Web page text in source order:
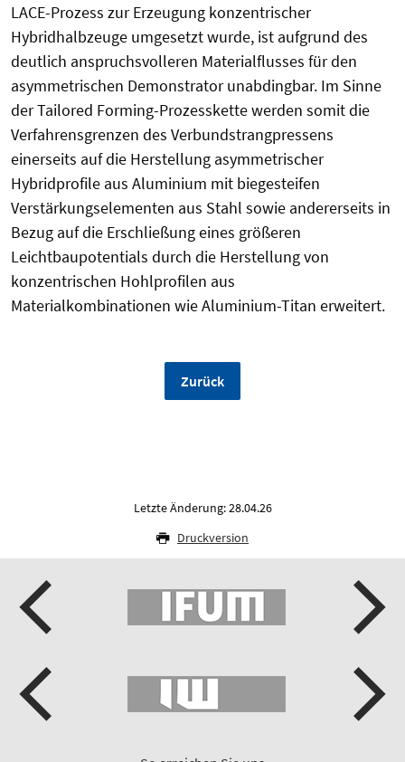
LACE-Prozess zur Erzeugung konzentrischer
Hybridhalbzeuge umgesetzt wurde, ist aufgrund des
deutlich anspruchsvolleren Materialflusses für den
asymmetrischen Demonstrator unabdingbar. Im Sinne
der Tailored Forming-Prozesskette werden somit die
Verfahrensgrenzen des Verbundstrangpressens
einerseits auf die Herstellung asymmetrischer
Hybridprofile aus Aluminium mit biegesteifen
Verstärkungselementen aus Stahl sowie andererseits in
Bezug auf die Erschließung eines größeren
Leichtbaupotentials durch die Herstellung von
konzentrischen Hohlprofilen aus
Materialkombinationen wie Aluminium-Titan erweitert.
Zurück
Letzte Änderung: 28.04.26
Druckversion